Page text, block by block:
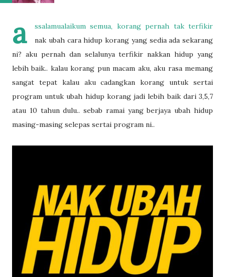
a
ssalamualaikum semua, korang pernah tak terfikir
nak ubah cara hidup korang yang sedia ada sekarang
ni? aku pernah dan selalunya terfikir nakkan hidup yang
lebih baik.. kalau korang pun macam aku, aku rasa memang
sangat tepat kalau aku cadangkan korang untuk sertai
program untuk ubah hidup korang jadi lebih baik dari 3,5,7
atau 10 tahun dulu.. sebab ramai yang berjaya ubah hidup
masing-masing selepas sertai program ni..